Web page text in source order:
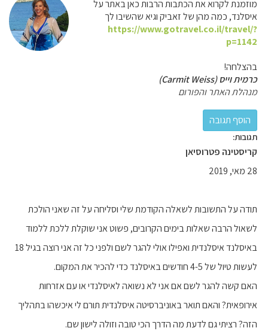
מוזמנת לקרוא את הכתבות הרבות כאן באתר על
איסלנד, כמה מהן של זאביק וגיא שהשיבו לך
https://www.gotravel.co.il/travel/?
p=1142
בהצלחה!
כרמית וייס (Carmit Weiss)
מנהלת האתר והפורום
תגובות:
קריסטינה פטרוסיאן
28 מאי, 2019
תודה על התשובות לשאלה הקודמת שלי וסליחה על זה שאני הולכת
לשאול הרבה שאלות בימים הקרובים, פשוט אני שוקלת ללכת ללמוד
באיסלנד איסלנדית ואפילו אולי להגר לשם ולפני כל זה אני רוצה בגיל 18
לעשות טיול של 4-5 חודשים באיסלנד כדי להכיר את המקום.
האם קשה להגר לשם אם אני לא נשואה לאיסלנדי או עם אזרחות
אירופאית? והאם תואר באוניברסיטה איסלנדית תורם לי איכשהו בתהליך
הזה? רציתי גם לדעת מה הדרך הכי טובה וזולה לישון שם.